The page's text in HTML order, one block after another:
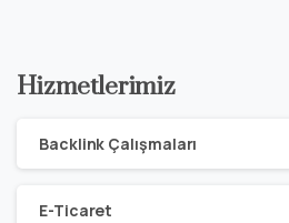
Hizmetlerimiz
Backlink Çalışmaları
E-Ticaret